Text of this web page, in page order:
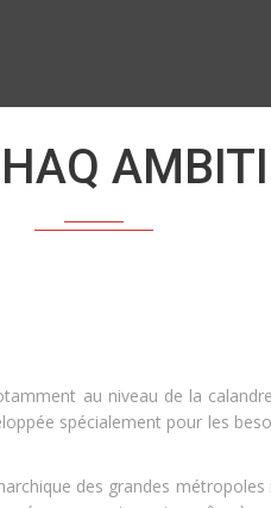
au niveau de la
spécialement pour les
des grandes